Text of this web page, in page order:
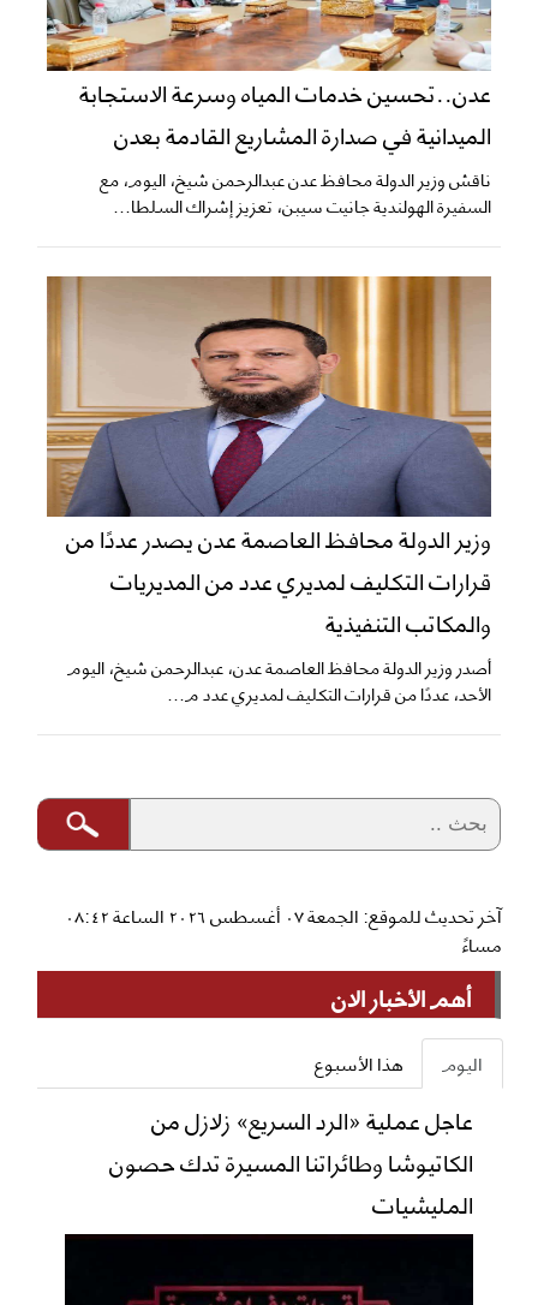
عدن..تحسين خدمات المياه وسرعة الاستجابة
الميدانية في صدارة المشاريع القادمة بعدن
ناقش وزير الدولة محافظ عدن عبدالرحمن شيخ، اليوم، مع
السفيرة الهولندية جانيت سيبن، تعزيز إشراك السلطا...
وزير الدولة محافظ العاصمة عدن يصدر عددًا من
قرارات التكليف لمديري عدد من المديريات
والمكاتب التنفيذية
أصدر وزير الدولة محافظ العاصمة عدن، عبدالرحمن شيخ، اليوم
الأحد، عددًا من قرارات التكليف لمديري عدد م...
آخر تحديث للموقع: الجمعة ٠٧ أغسطس ٢٠٢٦ الساعة ٠٨:٤٢
مساءً
أهم الأخبار الان
اليوم هذا الأسبوع
عاجل عملية «الرد السريع» زلازل من
الكاتيوشا وطائراتنا المسيرة تدك حصون
المليشيات